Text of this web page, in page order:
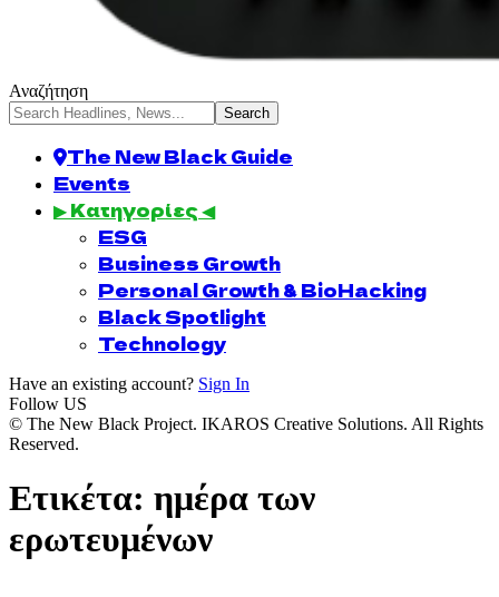
Αναζήτηση
The New Black Guide
Events
▶ Κατηγορίες ◀
ESG
Business Growth
Personal Growth & BioHacking
Black Spotlight
Technology
Have an existing account? Sign In
Follow US
© The New Black Project. IKAROS Creative Solutions. All Rights
Reserved.
Ετικέτα: ημέρα των
ερωτευμένων